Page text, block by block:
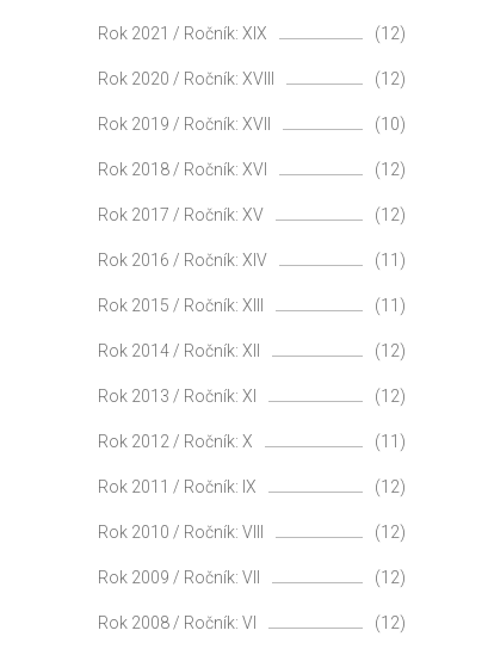
Rok 2021 / Ročník: XIX (12)
Rok 2020 / Ročník: XVIII (12)
Rok 2019 / Ročník: XVII (10)
Rok 2018 / Ročník: XVI (12)
Rok 2017 / Ročník: XV (12)
Rok 2016 / Ročník: XIV (11)
Rok 2015 / Ročník: XIII (11)
Rok 2014 / Ročník: XII (12)
Rok 2013 / Ročník: XI (12)
Rok 2012 / Ročník: X (11)
Rok 2011 / Ročník: IX (12)
Rok 2010 / Ročník: VIII (12)
Rok 2009 / Ročník: VII (12)
Rok 2008 / Ročník: VI (12)